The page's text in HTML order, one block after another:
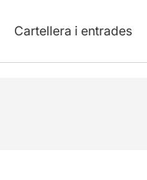
Cartellera i entrades